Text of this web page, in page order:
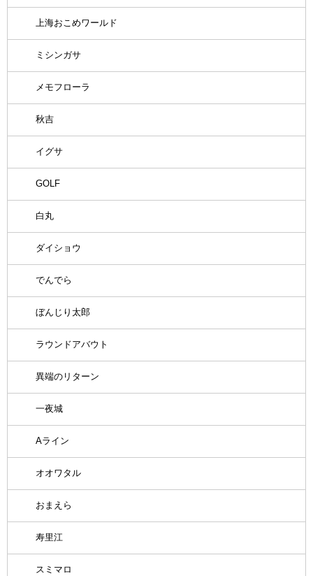
上海おこめワールド
ミシンガサ
メモフローラ
秋吉
イグサ
GOLF
白丸
ダイショウ
でんでら
ぼんじり太郎
ラウンドアバウト
異端のリターン
一夜城
Aライン
オオワタル
おまえら
寿里江
スミマロ